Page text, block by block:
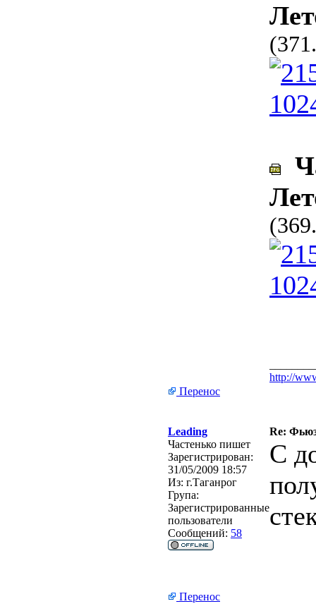
http://
Перенос
Leading
Re:
Частенько пишет
Зарегистрирован:
31/05/2009 18:57
Из: г.Таганрог
Група:
Зарегистрированные
пользователи
Сообщений: 58
С
Перенос